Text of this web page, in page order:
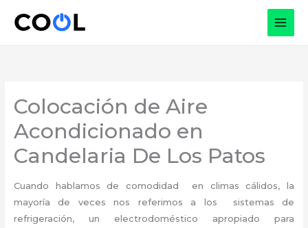
Colocación de Aire
Acondicionado en
Candelaria De Los Patos
Cuando hablamos de comodidad en climas cálidos, la
mayoría de veces nos referimos a los sistemas de
refrigeración, un electrodoméstico apropiado para